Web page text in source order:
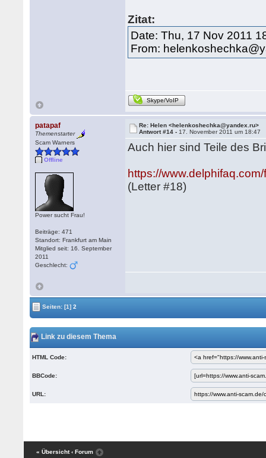
Zitat:
Date: Thu, 17 Nov 2011
From:
Skype/VoIP
patapaf
Themenstarter
Scam Warners
Offline
Power sucht Frau!
Beiträge: 471
Standort: Frankfurt am Main
Mitglied seit: 16. September
2011
Geschlecht:
Re: Helen <helenkoshechka@yandex.ru>
Antwort #14 - 17. November 2011 um 18:47
Auch hier sind Teile des
https://
(Letter #18)
Seiten:[1] 2
Link zu diesem Thema
HTML Code:
BBCode:
URL:
« Übersicht ‹ Forum